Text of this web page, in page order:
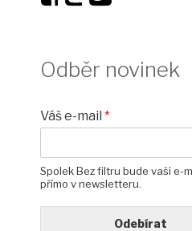
Odběr novinek
Váš e-mail *
Spolek Bez filtru bude vaši e-
přímo v newsletteru.
Odebírat